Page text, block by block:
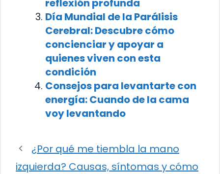
reflexión profunda
Día Mundial de la Parálisis
Cerebral: Descubre cómo
concienciar y apoyar a
quienes viven con esta
condición
Consejos para levantarte con
energía: Cuando de la cama
voy levantando
¿Por qué me tiembla la mano
izquierda? Causas, síntomas y cómo